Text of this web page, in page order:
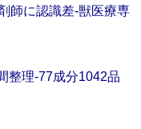
師に認識差‐獣医療専
整理‐77成分1042品